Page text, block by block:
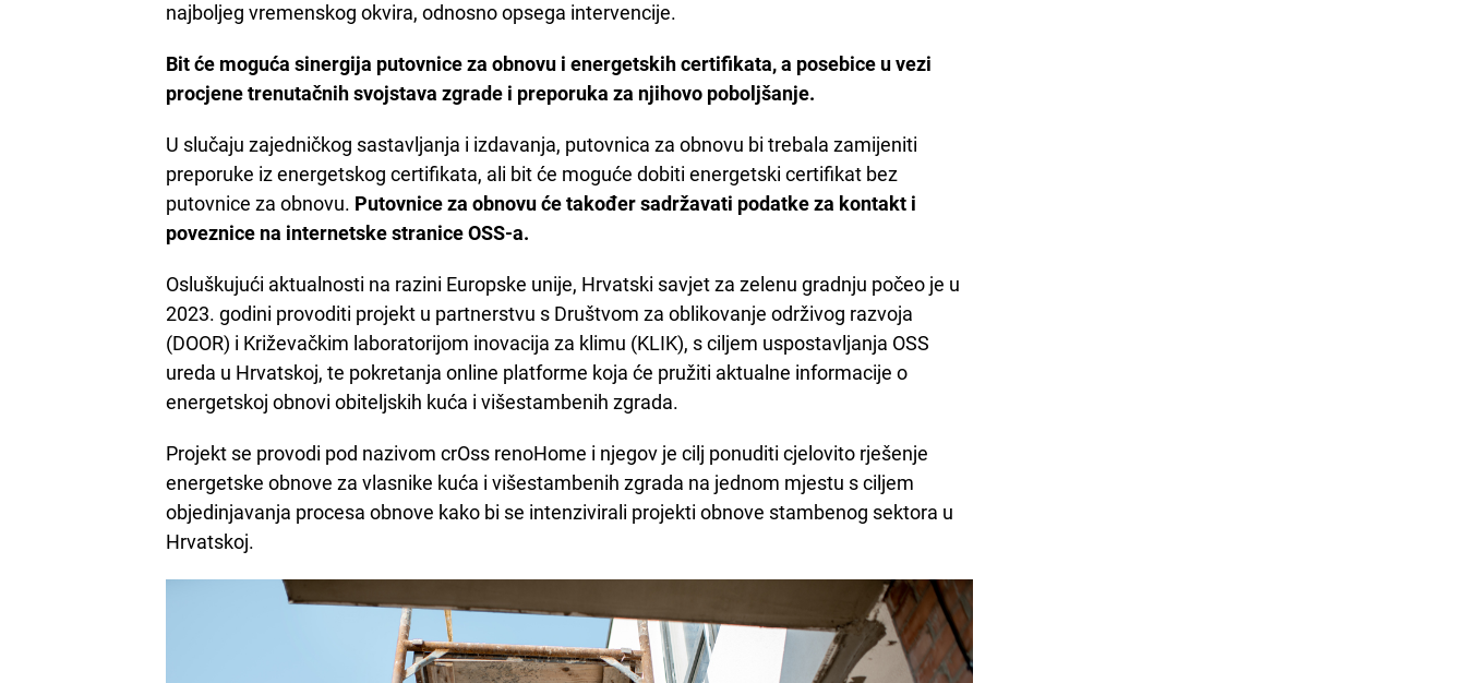
najboljeg vremenskog okvira, odnosno opsega intervencije.
Bit će moguća sinergija putovnice za obnovu i energetskih certifikata, a posebice u vezi
procjene trenutačnih svojstava zgrade i preporuka za njihovo poboljšanje.
U slučaju zajedničkog sastavljanja i izdavanja, putovnica za obnovu bi trebala zamijeniti
preporuke iz energetskog certifikata, ali bit će moguće dobiti energetski certifikat bez
putovnice za obnovu. Putovnice za obnovu će također sadržavati podatke za kontakt i
poveznice na internetske stranice OSS-a.
Osluškujući aktualnosti na razini Europske unije, Hrvatski savjet za zelenu gradnju počeo je u
2023. godini provoditi projekt u partnerstvu s Društvom za oblikovanje održivog razvoja
(DOOR) i Križevačkim laboratorijom inovacija za klimu (KLIK), s ciljem uspostavljanja OSS
ureda u Hrvatskoj, te pokretanja online platforme koja će pružiti aktualne informacije o
energetskoj obnovi obiteljskih kuća i višestambenih zgrada.
Projekt se provodi pod nazivom crOss renoHome i njegov je cilj ponuditi cjelovito rješenje
energetske obnove za vlasnike kuća i višestambenih zgrada na jednom mjestu s ciljem
objedinjavanja procesa obnove kako bi se intenzivirali projekti obnove stambenog sektora u
Hrvatskoj.